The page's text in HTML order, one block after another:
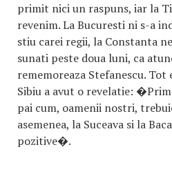
primit nici un raspuns, iar la
revenim. La Bucuresti ni s-a
stiu carei regii, la Constanta
sunati peste doua luni, ca
rememoreaza Stefanescu. Tot
Sibiu a avut o revelatie:
pai cum, oamenii nostri,
asemenea, la Suceava si la
pozitive�.